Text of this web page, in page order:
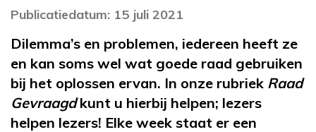
Publicatiedatum: 15 juli 2021
Dilemma’s en problemen, iedereen heeft ze
en kan soms wel wat goede raad gebruiken
bij het oplossen ervan. In onze rubriek Raad
Gevraagdkunt u hierbij helpen; lezers
helpen lezers! Elke week staat er een